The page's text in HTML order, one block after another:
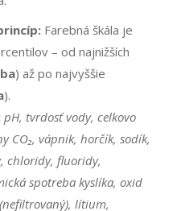
Farebná škála je
– od najnižších
) až po najvyššie
).
pH, tvrdosť vody, celkovo
CO₂, vápnik, horčík, sodík,
chloridy, fluoridy,
spotreba kyslíka, oxid
lítium,